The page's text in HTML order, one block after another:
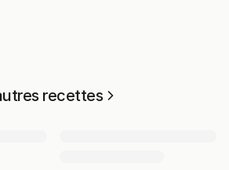
recettes